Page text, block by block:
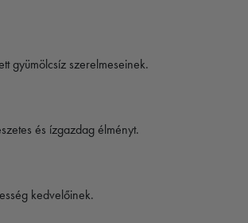
gyümölcsíz szerelmeseinek.
és ízgazdag élményt.
kedvelőinek.